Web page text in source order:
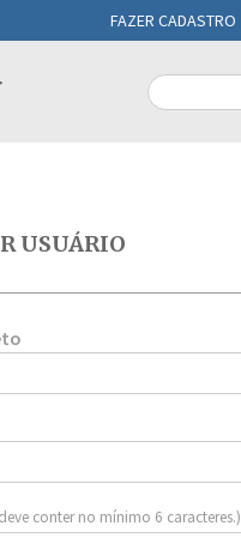
FAZER CADASTRO
USUÁRIO
conter no mínimo 6 caracteres.)